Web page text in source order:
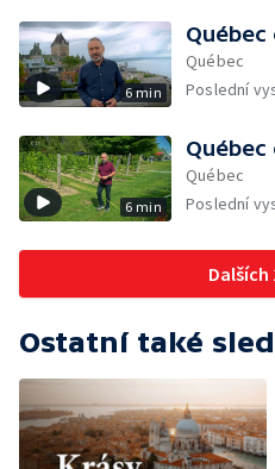
6 min
Québec
Poslední
6 min
Québec
Poslední
Dalších
Ostatní také